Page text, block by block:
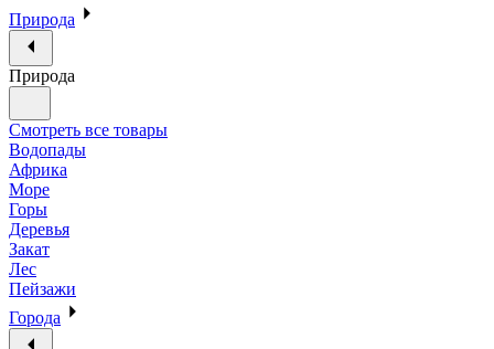
Природа
Природа
Смотреть все товары
Водопады
Африка
Море
Горы
Деревья
Закат
Лес
Пейзажи
Города